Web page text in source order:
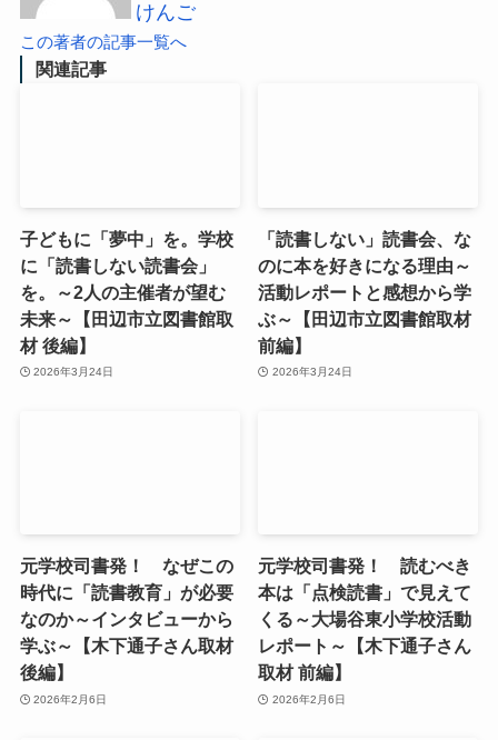
けんご
この著者の記事一覧へ
関連記事
子どもに「夢中」を。学校
に「読書しない読書会」
を。～2人の主催者が望む
未来～【田辺市立図書館取
材 後編】
2026年3月24日
「読書しない」読書会、な
のに本を好きになる理由～
活動レポートと感想から学
ぶ～【田辺市立図書館取材
前編】
2026年3月24日
元学校司書発！ なぜこの
時代に「読書教育」が必要
なのか～インタビューから
学ぶ～【木下通子さん取材
後編】
2026年2月6日
元学校司書発！ 読むべき
本は「点検読書」で見えて
くる～大場谷東小学校活動
レポート～【木下通子さん
取材 前編】
2026年2月6日